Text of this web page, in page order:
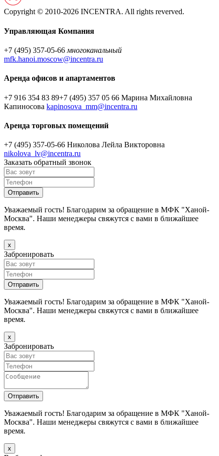
Copyright © 2010-2026 INCENTRA. All rights reverved.
Управляющая Компания
+7 (495) 357-05-66 многоканальный
mfk.hanoi.moscow@incentra.ru
Аренда офисов и апартаментов
+7 916 354 83 89+7 (495) 357 05 66 Марина Михайловна
Капиносова kapinosova_mm@incentra.ru
Аренда торговых помещений
+7 (495) 357-05-66 Николова Лейла Викторовна
nikolova_lv@incentra.ru
Заказать обратный звонок
Уважаемый гость! Благодарим за обращение в МФК "Ханой-
Москва". Наши менеджеры свяжутся с вами в ближайшее
время.
х
Забронировать
Уважаемый гость! Благодарим за обращение в МФК "Ханой-
Москва". Наши менеджеры свяжутся с вами в ближайшее
время.
х
Забронировать
Уважаемый гость! Благодарим за обращение в МФК "Ханой-
Москва". Наши менеджеры свяжутся с вами в ближайшее
время.
х